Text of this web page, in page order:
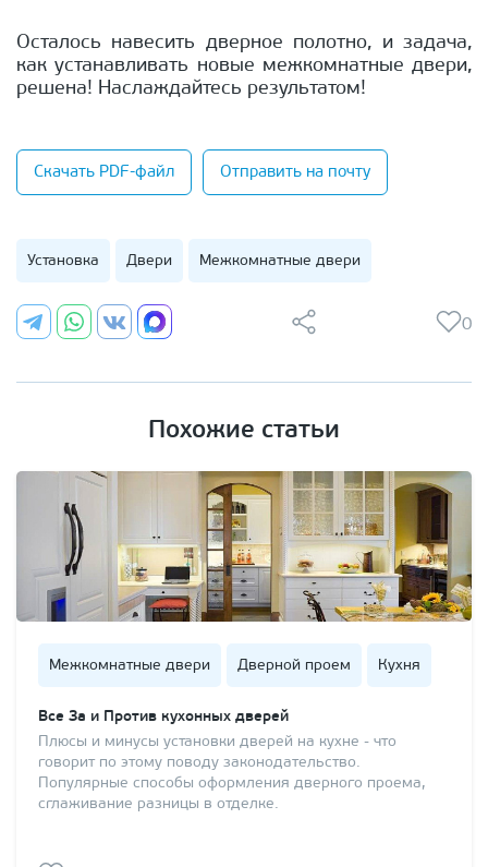
Осталось навесить дверное полотно, и задача,
как устанавливать новые межкомнатные двери,
решена! Наслаждайтесь результатом!
Скачать PDF-файл Отправить на почту
Установка Двери Межкомнатные двери
0
Похожие статьи
Межкомнатные двери Дверной проем Кухня
Все За и Против кухонных дверей
Плюсы и минусы установки дверей на кухне - что
говорит по этому поводу законодательство.
Популярные способы оформления дверного проема,
сглаживание разницы в отделке.